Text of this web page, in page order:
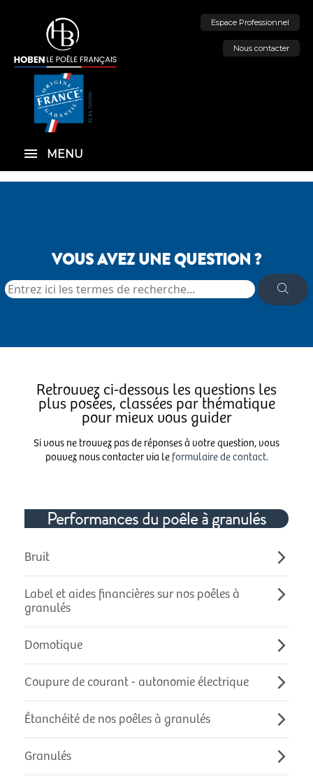
Espace Professionnel
Nous contacter
MENU
VOUS AVEZ UNE QUESTION ?
Retrouvez ci-dessous les questions les
plus posées, classées par thématique
pour mieux vous guider
Si vous ne trouvez pas de réponses à votre question, vous
pouvez nous contacter via le formulaire de contact.
Performances du poêle à granulés
Bruit
Label et aides financières sur nos poêles à
granulés
Domotique
Coupure de courant - autonomie électrique
Étanchéité de nos poêles à granulés
Granulés